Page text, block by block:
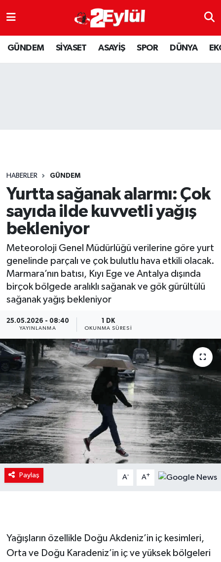
GÜNDEM SİYASET ASAYİŞ SPOR DÜNYA
HABERLER GÜNDEM
Yurtta sağanak alarmı: Çok
sayıda ilde kuvvetli yağış
bekleniyor
Meteoroloji Genel Müdürlüğü verilerine göre yurt
genelinde parçalı ve çok bulutlu hava etkili olacak.
Marmara’nın batısı, Kıyı Ege ve Antalya dışında
birçok bölgede aralıklı sağanak ve gök gürültülü
sağanak yağış bekleniyor
25.05.2026 - 08:40
YAYINLANMA
1 DK
OKUNMA SÜRESI
Paylaş A- A+
Yağışların özellikle Doğu Akdeniz’in iç kesimleri,
Orta ve Doğu Karadeniz’in iç ve yüksek bölgeleri
ASAYİŞ
DÜNYA
SPOR
YAŞAM
Nöbetçi Eczaneler
Hava Durumu
Son Dakika Haberleri
Haber Arşivi